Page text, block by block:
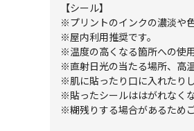
【シール】
※プリントのインクの濃淡や
※屋内利用推奨です。
※温度の高くなる箇所への使
※直射日光の当たる場所、高
※肌に貼ったり口に入れたり
※貼ったシールははがれなく
※糊残りする場合があるため